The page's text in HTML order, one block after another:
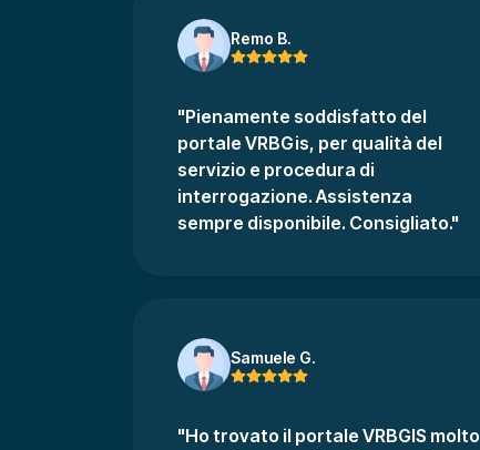
Remo B.
"Pienamente soddisfatto del
portale VRBGis, per qualità del
servizio e procedura di
interrogazione. Assistenza
sempre disponibile. Consigliato."
Samuele G.
"Ho trovato il portale VRBGIS molto